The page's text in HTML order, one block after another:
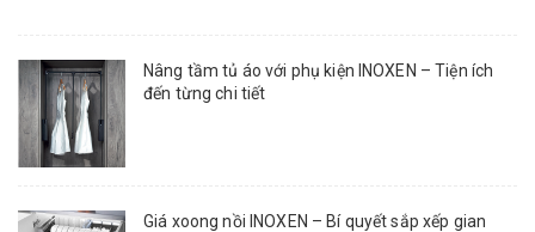
Nâng tầm tủ áo với phụ kiện INOXEN – Tiện ích
đến từng chi tiết
Giá xoong nồi INOXEN – Bí quyết sắp xếp gian